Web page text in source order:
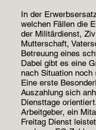
In der
welchen Fällen die
der Militärdienst,
Mutterschaft,
Betreuung eines
Dabei gibt es eine
nach Situation
Eine erste
Auszahlung sich
Diensttage
Arbeitgeber, ein
Freitag Dienst